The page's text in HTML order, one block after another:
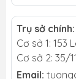
Trụ sở chính:
Cơ sở 1: 153
Cơ sở 2: 35/
Email: